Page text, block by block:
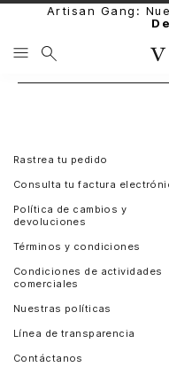
Artisan Gang:
Rastrea tu pedido
Consulta tu factura
Política de cambios y
devoluciones
Términos y condiciones
Condiciones de actividades
comerciales
Nuestras políticas
Línea de transparencia
Contáctanos